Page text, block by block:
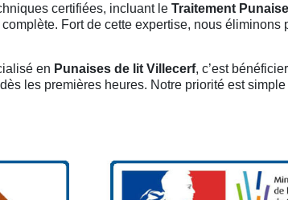
certifiées, incluant le Traitement
Fort de cette expertise, nous
en Punaises de lit Villecerf, c’est
les premières heures. Notre priorité est simple